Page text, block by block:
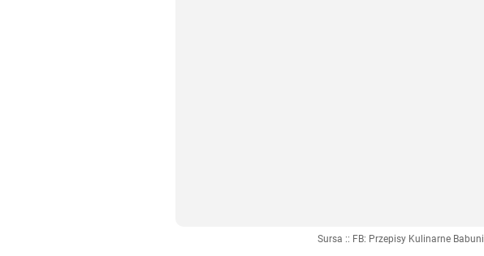
Sursa :: FB: Przepisy Kulinarne Babuni